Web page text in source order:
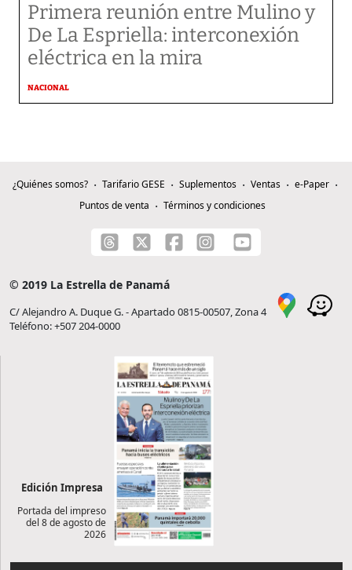
Primera reunión entre Mulino y
De La Espriella: interconexión
eléctrica en la mira
NACIONAL
¿Quiénes somos? Tarifario GESE Suplementos Ventas
e-Paper
Puntos de venta
Términos y condiciones
© 2019 La Estrella de Panamá
C/ Alejandro A. Duque G. - Apartado 0815-00507, Zona 4
Teléfono: +507 204-0000
Edición Impresa
Portada del impreso
del 8 de agosto de
2026